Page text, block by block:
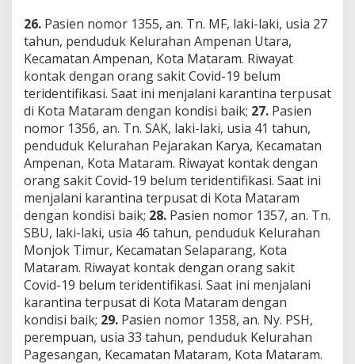
26. Pasien nomor 1355, an. Tn. MF, laki-laki, usia 27
tahun, penduduk Kelurahan Ampenan Utara,
Kecamatan Ampenan, Kota Mataram. Riwayat
kontak dengan orang sakit Covid-19 belum
teridentifikasi. Saat ini menjalani karantina terpusat
di Kota Mataram dengan kondisi baik; 27. Pasien
nomor 1356, an. Tn. SAK, laki-laki, usia 41 tahun,
penduduk Kelurahan Pejarakan Karya, Kecamatan
Ampenan, Kota Mataram. Riwayat kontak dengan
orang sakit Covid-19 belum teridentifikasi. Saat ini
menjalani karantina terpusat di Kota Mataram
dengan kondisi baik; 28. Pasien nomor 1357, an. Tn.
SBU, laki-laki, usia 46 tahun, penduduk Kelurahan
Monjok Timur, Kecamatan Selaparang, Kota
Mataram. Riwayat kontak dengan orang sakit
Covid-19 belum teridentifikasi. Saat ini menjalani
karantina terpusat di Kota Mataram dengan
kondisi baik; 29. Pasien nomor 1358, an. Ny. PSH,
perempuan, usia 33 tahun, penduduk Kelurahan
Pagesangan, Kecamatan Mataram, Kota Mataram.